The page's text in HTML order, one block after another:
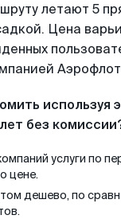
летают 5
Цена
используя
без
услуги по
цене.
дешево, по